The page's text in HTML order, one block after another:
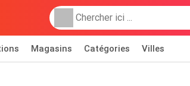
Magasins Catégories Villes